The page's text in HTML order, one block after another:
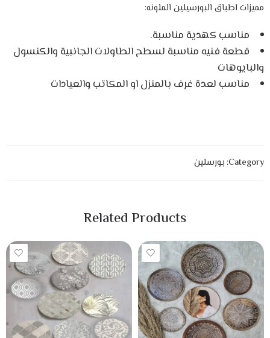
مميزات اطباق البورسيلين الملونه:
مناسب كهدية مناسبة.
قطعة فنيه مناسبة لسطح الطاولات الجانبية والكنسول
والبايوهات
مناسب لعدة غرف بالمنزل او المكاتب والعيادات
Category: بورسلين
Related Products